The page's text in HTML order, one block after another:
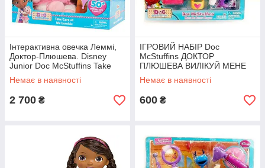
Інтерактивна овечка Леммі,
Доктор-Плюшева. Disney
Junior Doc McStuffins Take
Care of Me Lambie Interactive
Немає в наявності
2 700 ₴
ІГРОВИЙ НАБІР Doc
McStuffins ДОКТОР
ПЛЮШЕВА ВИЛІКУЙ МЕНЕ
(З ОВЕЧКОЮ ЛЕММІ)
Немає в наявності
600 ₴